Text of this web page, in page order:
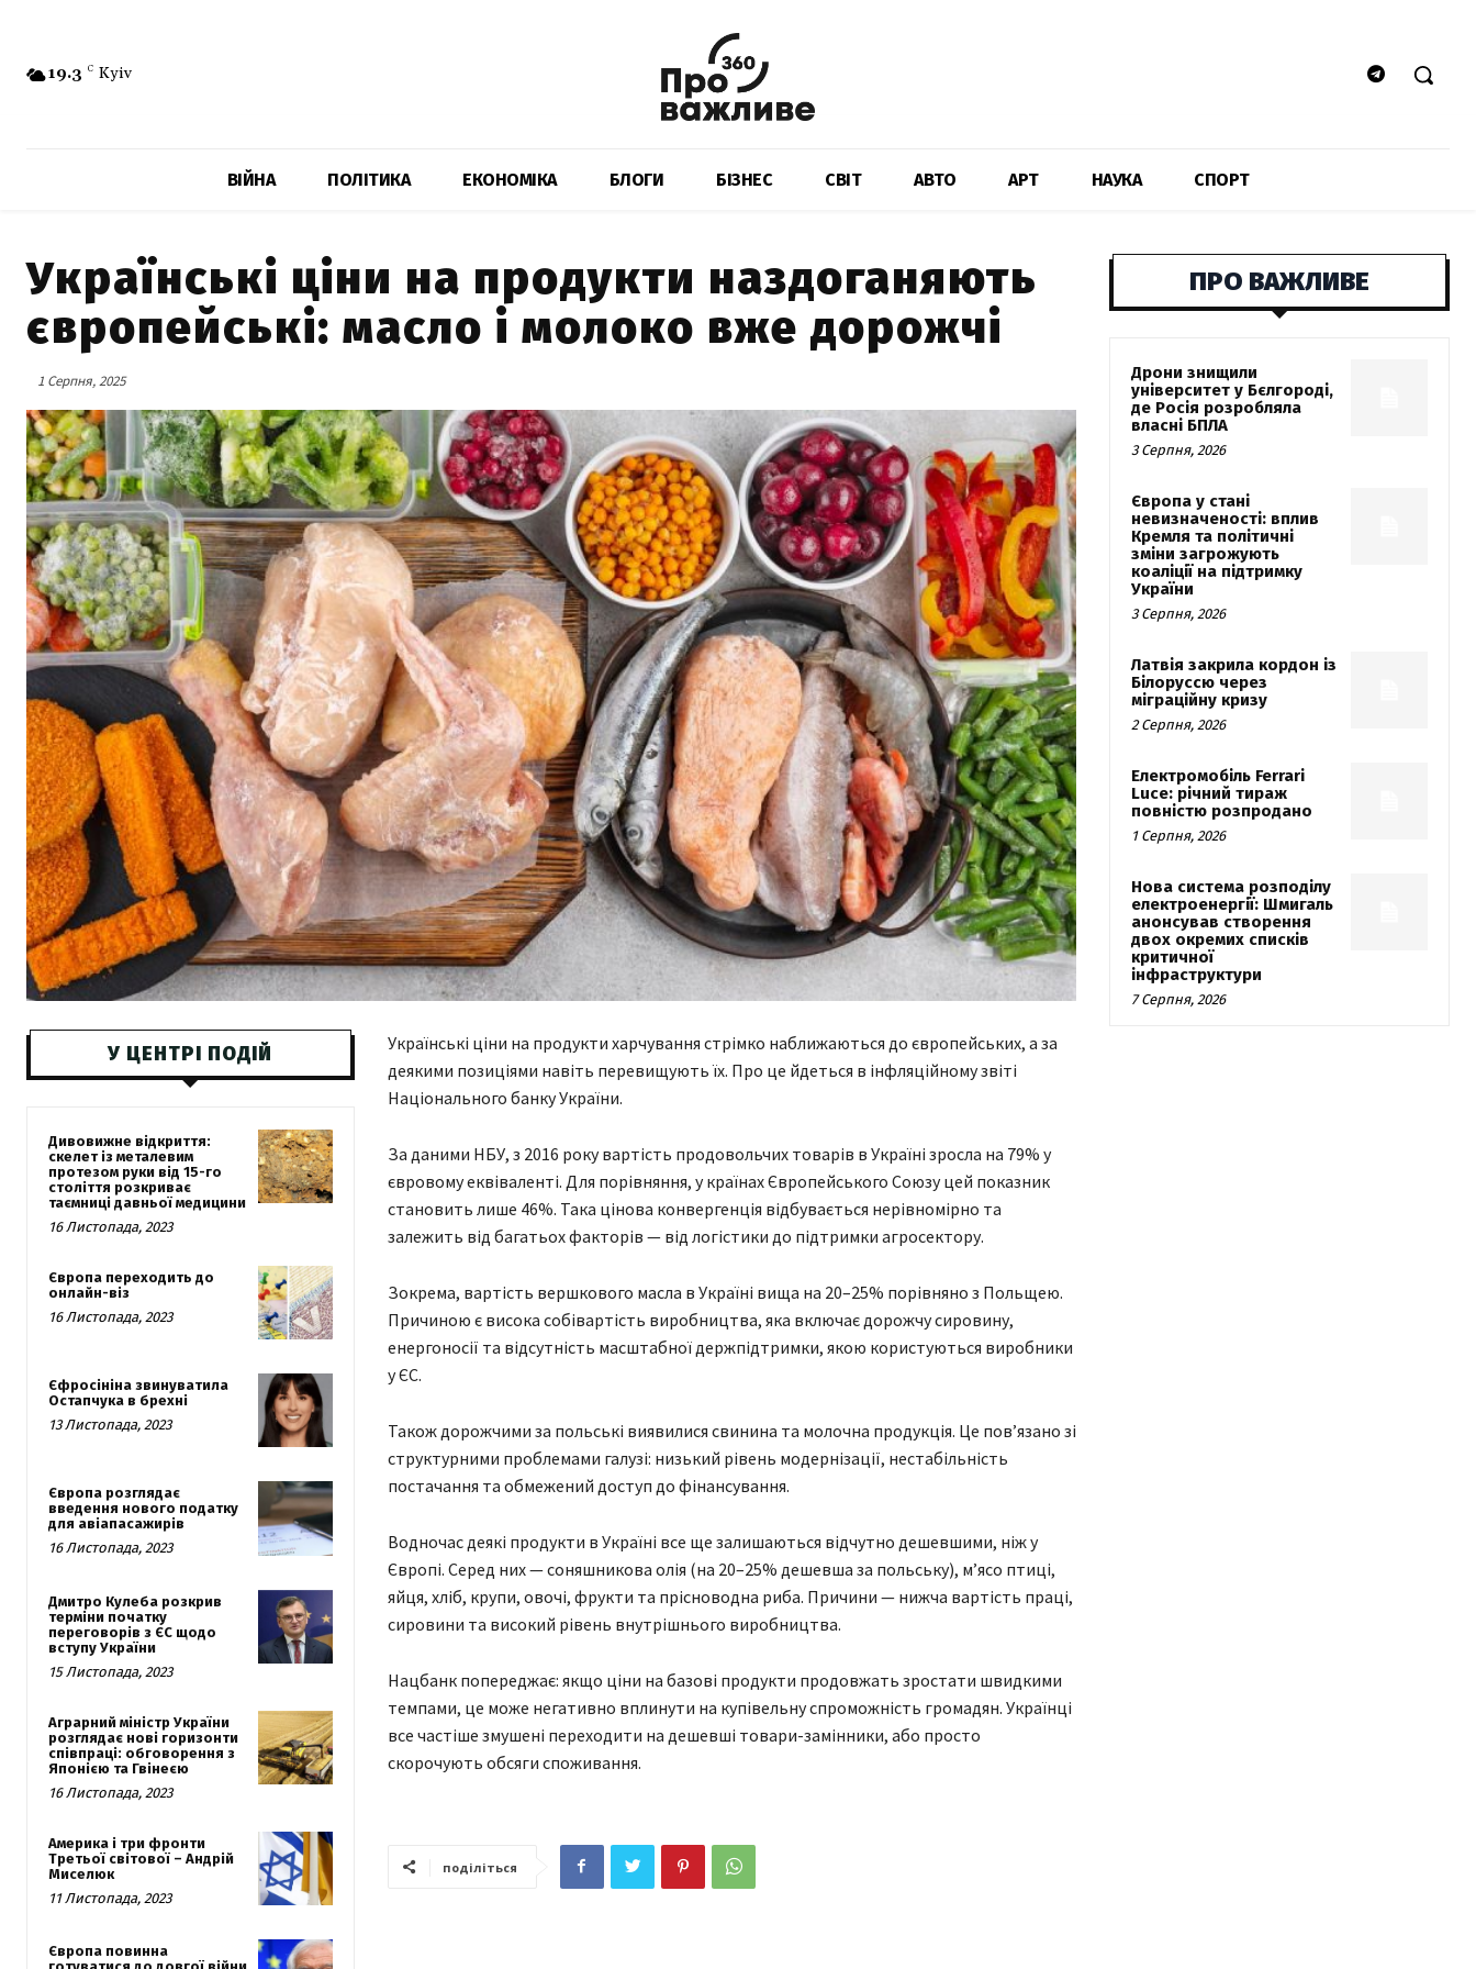
19.3 C Kyiv
ВІЙНА ПОЛІТИКА ЕКОНОМІКА БЛОГИ БІЗНЕС СВІТ АВТО АРТ НАУКА СПОРТ
Українські ціни на продукти наздоганяють
європейські: масло і молоко вже дорожчі
1 Серпня, 2025
У ЦЕНТРІ ПОДІЙ
Дивовижне відкриття:
скелет із металевим
протезом руки від 15-го
століття розкриває
таємниці давньої медицини
16 Листопада, 2023
Європа переходить до
онлайн-віз
16 Листопада, 2023
Єфросініна звинуватила
Остапчука в брехні
13 Листопада, 2023
Європа розглядає
введення нового податку
для авіапасажирів
16 Листопада, 2023
Дмитро Кулеба розкрив
терміни початку
переговорів з ЄС щодо
вступу України
15 Листопада, 2023
Аграрний міністр України
розглядає нові горизонти
співпраці: обговорення з
Японією та Гвінеєю
16 Листопада, 2023
Америка і три фронти
Третьої світової – Андрій
Миселюк
11 Листопада, 2023
Європа повинна
Українські ціни на продукти харчування стрімко наближаються до європейських, а за
деякими позиціями навіть перевищують їх. Про це йдеться в інфляційному звіті
Національного банку України.
За даними НБУ, з 2016 року вартість продовольчих товарів в Україні зросла на 79% у
євровому еквіваленті. Для порівняння, у країнах Європейського Союзу цей показник
становить лише 46%. Така цінова конвергенція відбувається нерівномірно та
залежить від багатьох факторів — від логістики до підтримки агросектору.
Зокрема, вартість вершкового масла в Україні вища на 20–25% порівняно з Польщею.
Причиною є висока собівартість виробництва, яка включає дорожчу сировину,
енергоносії та відсутність масштабної держпідтримки, якою користуються виробники
у ЄС.
Також дорожчими за польські виявилися свинина та молочна продукція. Це пов’язано зі
структурними проблемами галузі: низький рівень модернізації, нестабільність
постачання та обмежений доступ до фінансування.
Водночас деякі продукти в Україні все ще залишаються відчутно дешевшими, ніж у
Європі. Серед них — соняшникова олія (на 20–25% дешевша за польську), м’ясо птиці,
яйця, хліб, крупи, овочі, фрукти та прісноводна риба. Причини — нижча вартість праці,
сировини та високий рівень внутрішнього виробництва.
Нацбанк попереджає: якщо ціни на базові продукти продовжать зростати швидкими
темпами, це може негативно вплинути на купівельну спроможність громадян. Українці
все частіше змушені переходити на дешевші товари-замінники, або просто
скорочують обсяги споживання.
поділіться
ПРО ВАЖЛИВЕ
Дрони знищили
університет у Бєлгороді,
де Росія розробляла
власні БПЛА
3 Серпня, 2026
Європа у стані
невизначеності: вплив
Кремля та політичні
зміни загрожують
коаліції на підтримку
України
3 Серпня, 2026
Латвія закрила кордон із
Білоруссю через
міграційну кризу
2 Серпня, 2026
Електромобіль Ferrari
Luce: річний тираж
повністю розпродано
1 Серпня, 2026
Нова система розподілу
електроенергії: Шмигаль
анонсував створення
двох окремих списків
критичної
інфраструктури
7 Серпня, 2026